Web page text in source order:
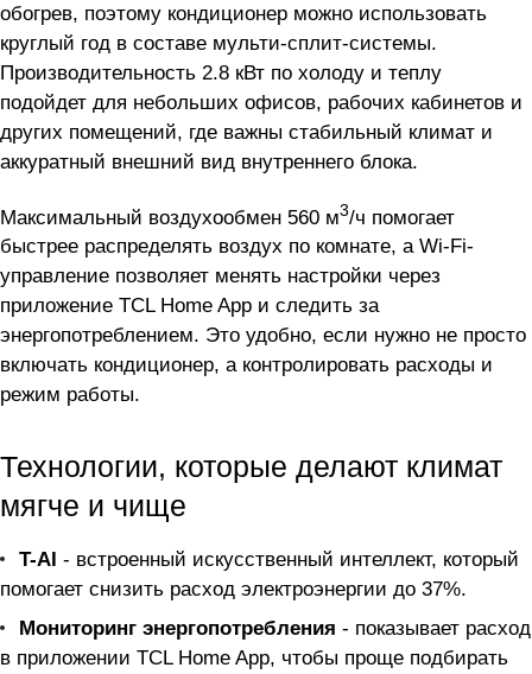
обогрев, поэтому кондиционер можно использовать
круглый год в составе мульти-сплит-системы.
Производительность 2.8 кВт по холоду и теплу
подойдет для небольших офисов, рабочих кабинетов и
других помещений, где важны стабильный климат и
аккуратный внешний вид внутреннего блока.
Максимальный воздухообмен 560 м3/ч помогает
быстрее распределять воздух по комнате, а Wi-Fi-
управление позволяет менять настройки через
приложение TCL Home App и следить за
энергопотреблением. Это удобно, если нужно не просто
включать кондиционер, а контролировать расходы и
режим работы.
Технологии, которые делают климат
мягче и чище
T-AI - встроенный искусственный интеллект, который
помогает снизить расход электроэнергии до 37%.
Мониторинг энергопотребления - показывает расход
в приложении TCL Home App, чтобы проще подбирать